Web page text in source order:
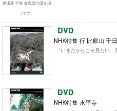
界遺産 平泉 金色堂の謎を追
うです。
NHK特集 行 比叡山 千
「いまだからこそ見たい
NHK特集 永平寺